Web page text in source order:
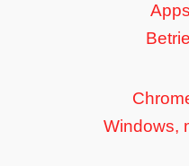
Windows,